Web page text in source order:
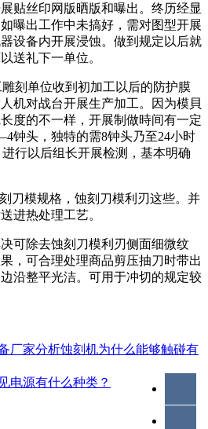
贴丝印网版晒版和曝出。终历经显
曝出工作中未搞好，需对图型开展
设备内开展浸蚀。做到规定以后就
送礼下一单位。
刻单位收到初加工以后的防护膜
机对战台开展生产加工。因为模貝
度的不一样，开展制做時间有一定
钟头，独特的需8钟头乃至24小时
行以后组长开展检测，基本明确
刀模规格，蚀刻刀模利刃这些。并
进热处理工艺。
可除去蚀刻刀模利刃侧面细微纹
，可合理处理商品剪压抽刀时带出
沿整平光洁。可用于冲切的规定较
厂家分析蚀刻机为什么能够触碰有
电源有什么种类？